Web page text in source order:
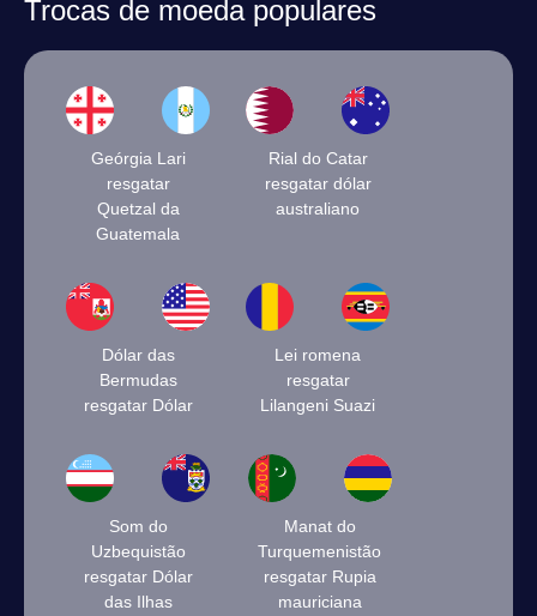
Trocas de moeda populares
Geórgia Lari
resgatar
Quetzal da
Guatemala
Rial do Catar
resgatar dólar
australiano
Dólar das
Bermudas
resgatar Dólar
Lei romena
resgatar
Lilangeni Suazi
Som do
Uzbequistão
resgatar Dólar
das Ilhas
Manat do
Turquemenistão
resgatar Rupia
mauriciana